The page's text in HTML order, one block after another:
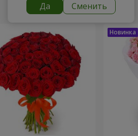
Да
Сменить